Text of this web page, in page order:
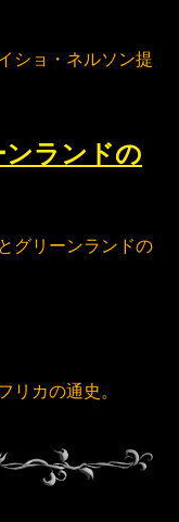
ショ・ネルソン提
ランドの
グリーンランドの
カの通史。